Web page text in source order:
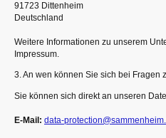
91723 Dittenheim
Deutschland
Weitere Informationen zu unserem
Impressum.
3. An wen können Sie sich bei Fragen
Sie können sich direkt an unseren
E-Mail: data-protection